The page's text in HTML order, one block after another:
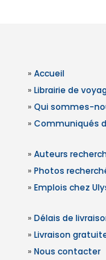
» Accueil
» Librairie de
» Qui sommes-
» Communiqués
» Auteurs
» Photos
» Emplois chez
» Délais de
» Livraison
» Nous contacter